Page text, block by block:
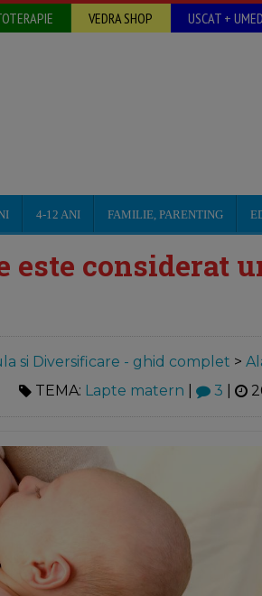
VEDRA SHOP USCAT + UMED
4-12 ANI FAMILIE, PARENTING
este considerat
si Diversificare - ghid complet >
TEMA: Lapte matern 3